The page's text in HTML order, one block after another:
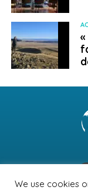
We use cookies